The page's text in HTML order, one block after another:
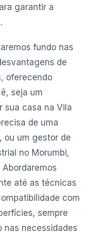
garantir a
fundo nas
de
oferecendo
seja um
sua casa na Vila
de uma
ou um gestor de
no Morumbi,
até as técnicas
com
sempre
nas necessidades